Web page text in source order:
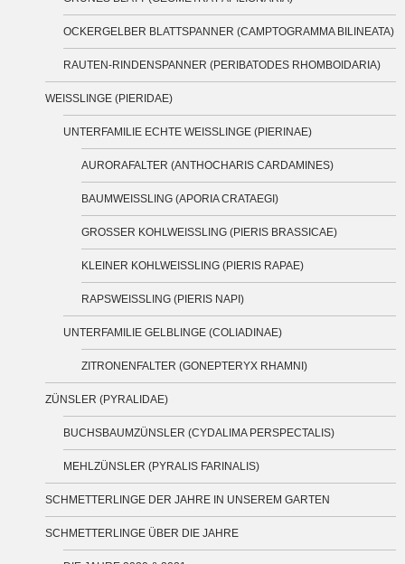
OCKERGELBER BLATTSPANNER (CAMPTOGRAMMA BILINEATA)
RAUTEN-RINDENSPANNER (PERIBATODES RHOMBOIDARIA)
WEISSLINGE (PIERIDAE)
UNTERFAMILIE ECHTE WEISSLINGE (PIERINAE)
AURORAFALTER (ANTHOCHARIS CARDAMINES)
BAUMWEISSLING (APORIA CRATAEGI)
GROSSER KOHLWEISSLING (PIERIS BRASSICAE)
KLEINER KOHLWEISSLING (PIERIS RAPAE)
RAPSWEISSLING (PIERIS NAPI)
UNTERFAMILIE GELBLINGE (COLIADINAE)
ZITRONENFALTER (GONEPTERYX RHAMNI)
ZÜNSLER (PYRALIDAE)
BUCHSBAUMZÜNSLER (CYDALIMA PERSPECTALIS)
MEHLZÜNSLER (PYRALIS FARINALIS)
SCHMETTERLINGE DER JAHRE IN UNSEREM GARTEN
SCHMETTERLINGE ÜBER DIE JAHRE